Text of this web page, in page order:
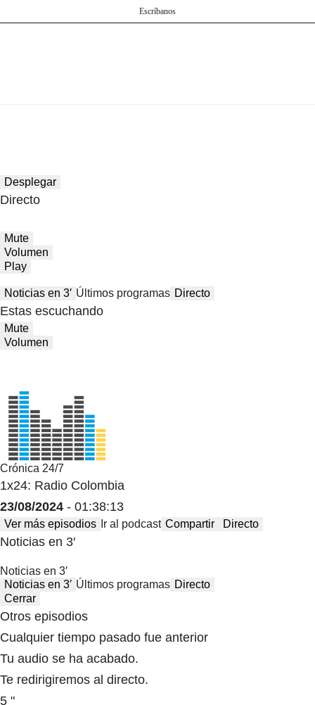
Escríbanos
Desplegar
Directo
Mute
Volumen
Play
Noticias en 3′ Últimos programas Directo
Estas escuchando
Mute
Volumen
Crónica 24/7
1x24: Radio Colombia
23/08/2024 - 01:38:13
Ver más episodios Ir al podcast Compartir Directo
Noticias en 3′
Noticias en 3′
Noticias en 3′ Últimos programas Directo
Cerrar
Otros episodios
Cualquier tiempo pasado fue anterior
Tu audio se ha acabado.
Te redirigiremos al directo.
5 "